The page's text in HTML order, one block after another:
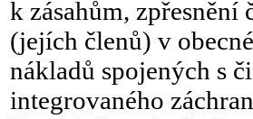
k zásahům,
(jejích členů) v
nákladů spojených s
integrovaného